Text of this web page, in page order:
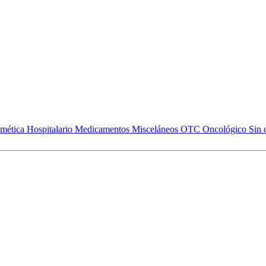
Hospitalario Medicamentos Misceláneos OTC Oncológico Sin